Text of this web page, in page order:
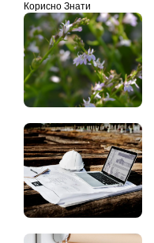
Корисно Знати